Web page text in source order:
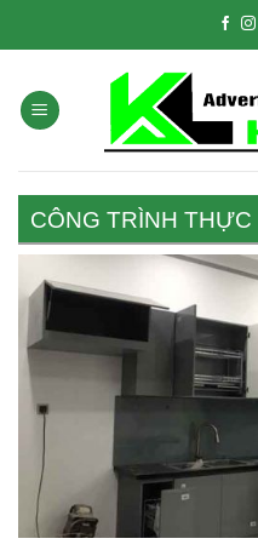
CÔNG TRÌNH THỰC